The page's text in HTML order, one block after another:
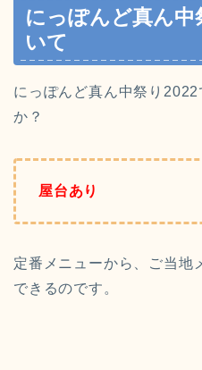
にっぽんど真ん中
いて
にっぽんど真ん中祭り
か？
屋台あり
定番メニューから、ご当地
できるのです。